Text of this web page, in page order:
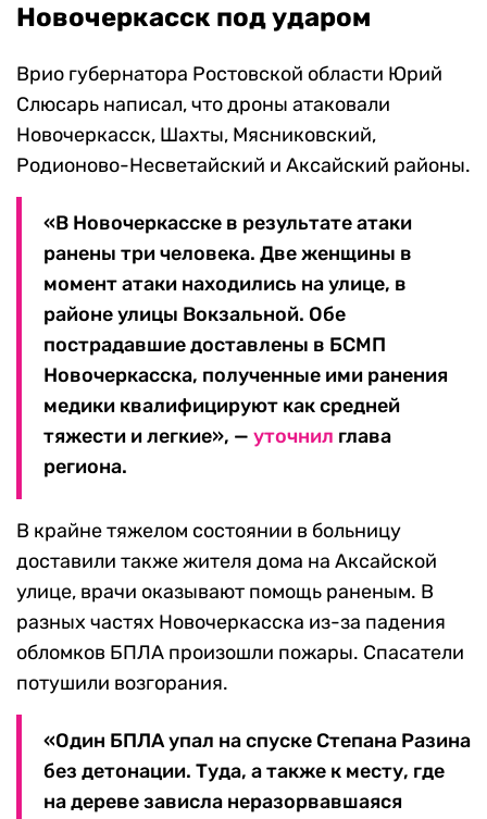
Новочеркасск под ударом
Врио губернатора Ростовской области Юрий
Слюсарь написал, что дроны атаковали
Новочеркасск, Шахты, Мясниковский,
Родионово-Несветайский и Аксайский районы.
«В Новочеркасске в результате атаки
ранены три человека. Две женщины в
момент атаки находились на улице, в
районе улицы Вокзальной. Обе
пострадавшие доставлены в БСМП
Новочеркасска, полученные ими ранения
медики квалифицируют как средней
тяжести и легкие», — уточнил глава
региона.
В крайне тяжелом состоянии в больницу
доставили также жителя дома на Аксайской
улице, врачи оказывают помощь раненым. В
разных частях Новочеркасска из-за падения
обломков БПЛА произошли пожары. Спасатели
потушили возгорания.
«Один БПЛА упал на спуске Степана Разина
без детонации. Туда, а также к месту, где
на дереве зависла неразорвавшаяся